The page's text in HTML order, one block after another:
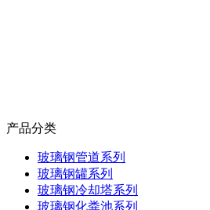
产品分类
玻璃钢管道系列
玻璃钢罐系列
玻璃钢冷却塔系列
玻璃钢化粪池系列